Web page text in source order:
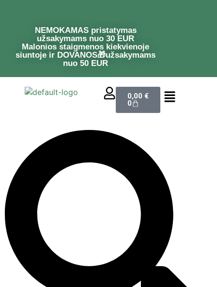
NEMOKAMAS pristatymas
užsakymams nuo 30 EUR
Malonios staigmenos kiekvienoje
siuntoje ir DOVANOS🎁užsakymams
nuo 50 EUR
0,00 €
0